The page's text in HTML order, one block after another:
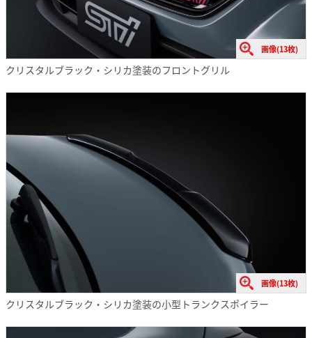
画像(13枚)
クリスタルブラック・シリカ塗装のフロントグリル
画像(13枚)
クリスタルブラック・シリカ塗装の小型トランクスポイラー